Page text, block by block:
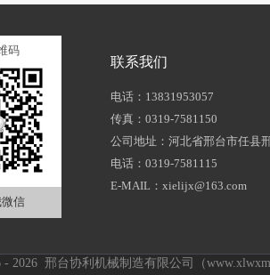
码
信
联系我们
电话：13831953057
传真：0319-7581150
公司地址：河北省邢台市任县
电话：0319-7581115
E-MAIL：xielijx@163.com
- 2026 邢台协利机械制造有限公司（